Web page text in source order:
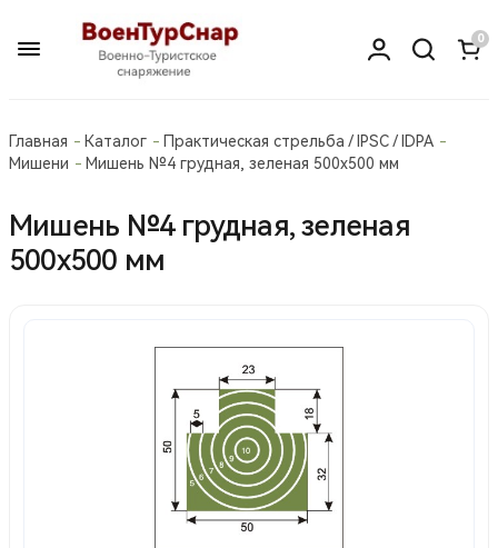
0
Главная Каталог
Практическая стрельба / IPSC / IDPA
Мишени
Мишень №4 грудная, зеленая 500х500 мм
Мишень №4 грудная, зеленая
500х500 мм